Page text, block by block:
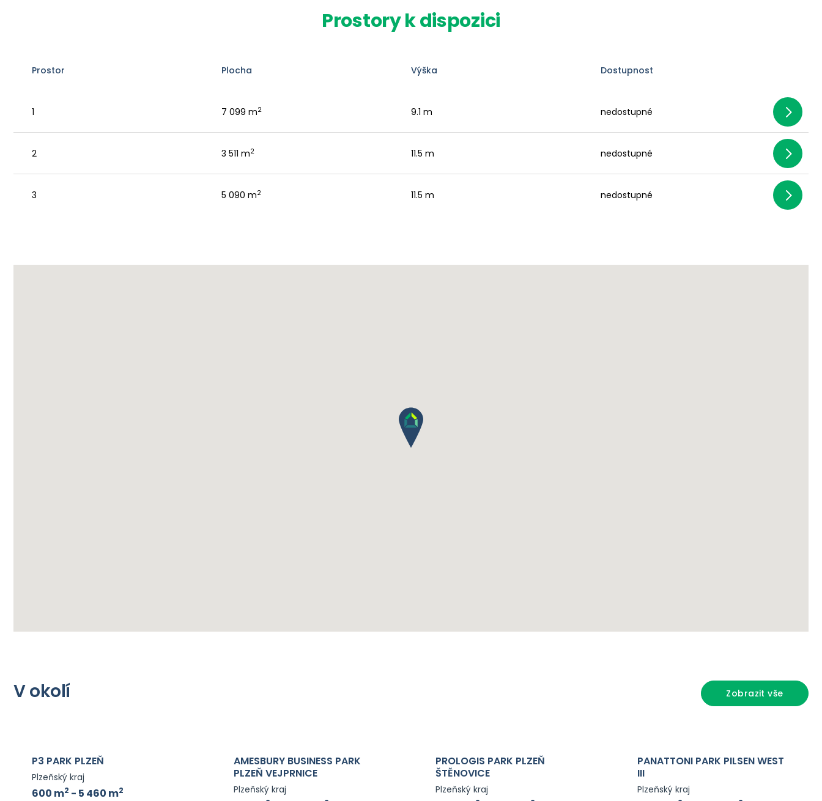
Prostory k dispozici
Prostor Plocha Výška Dostupnost
1 7 099 m2 9.1 m nedostupné
2 3 511 m2 11.5 m nedostupné
3 5 090 m2 11.5 m nedostupné
V okolí Zobrazit vše
P3 PARK PLZEŇ
Plzeňský kraj
600 m2 - 5 460 m2
AMESBURY BUSINESS PARK
PLZEŇ VEJPRNICE
Plzeňský kraj
PROLOGIS PARK PLZEŇ
ŠTĚNOVICE
Plzeňský kraj
PANATTONI PARK PILSEN WEST
III
Plzeňský kraj